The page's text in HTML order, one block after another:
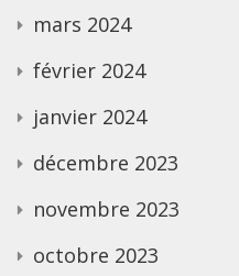
mars 2024
février 2024
janvier 2024
décembre 2023
novembre 2023
octobre 2023